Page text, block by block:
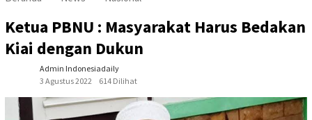
Ketua PBNU : Masyarakat Harus Bedakan
Kiai dengan Dukun
Admin Indonesiadaily
3 Agustus 2022
614 Dilihat